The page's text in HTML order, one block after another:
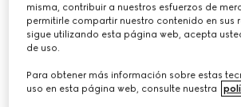
Camisetas y
Sudaderas
Monos
Otoño
misma, contribuir a nuestros esfuerzos de
permitirle compartir nuestro contenido en sus
sigue utilizando esta página web, acepta
de uso.
Para obtener más información sobre estas
uso en esta página web, consulte nuestra